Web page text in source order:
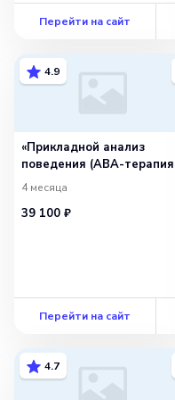
Перейти на сайт
4.9
«Прикладной анализ
поведения (АВА-
коррекция поведенческих
расстройств и развитие
адаптивных форм
4 месяца
39 100 ₽
Перейти на сайт
4.7